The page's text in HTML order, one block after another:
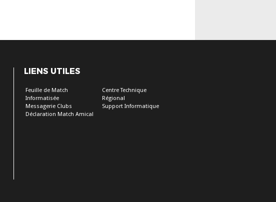
LIENS UTILES
Feuille de Match
Informatisée
Messagerie Clubs
Déclaration Match Amical
Centre Technique
Régional
Support Informatique